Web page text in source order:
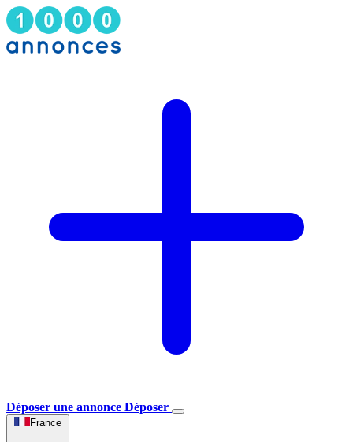
Déposer une annonce Déposer
France